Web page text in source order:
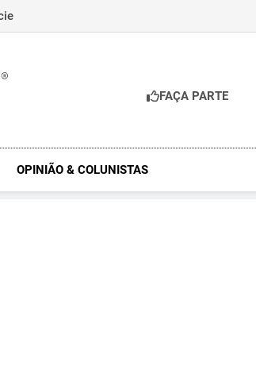
FAÇA PARTE
OPINIÃO & COLUNISTAS